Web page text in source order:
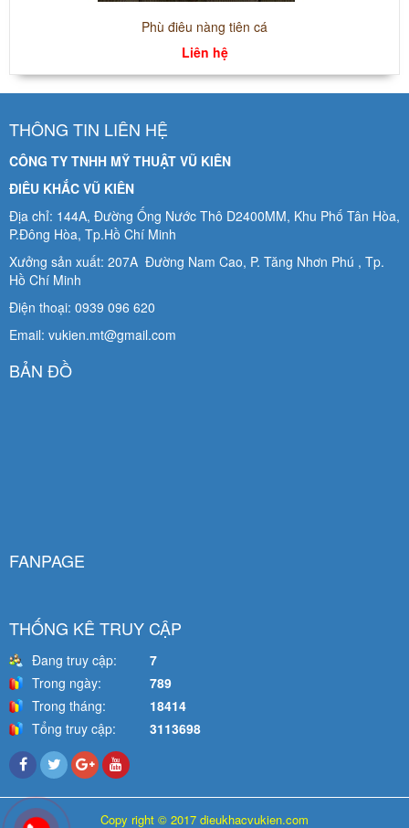
Phù điêu nàng tiên cá
Liên hệ
THÔNG TIN LIÊN HỆ
CÔNG TY TNHH MỸ THUẬT VŨ KIÊN
ĐIÊU KHẮC VŨ KIÊN
Địa chỉ: 144A, Đường Ống Nước Thô D2400MM, Khu Phố Tân Hòa,
P.Đông Hòa, Tp.Hồ Chí Minh
Xưởng sản xuất: 207A Đường Nam Cao, P. Tăng Nhơn Phú , Tp.
Hồ Chí Minh
Điện thoại: 0939 096 620
Email: vukien.mt@gmail.com
BẢN ĐỒ
FANPAGE
THỐNG KÊ TRUY CẬP
Đang truy cập:
7
Trong ngày:
789
Trong tháng:
18414
Tổng truy cập:
3113698
Copy right © 2017 dieukhacvukien.com